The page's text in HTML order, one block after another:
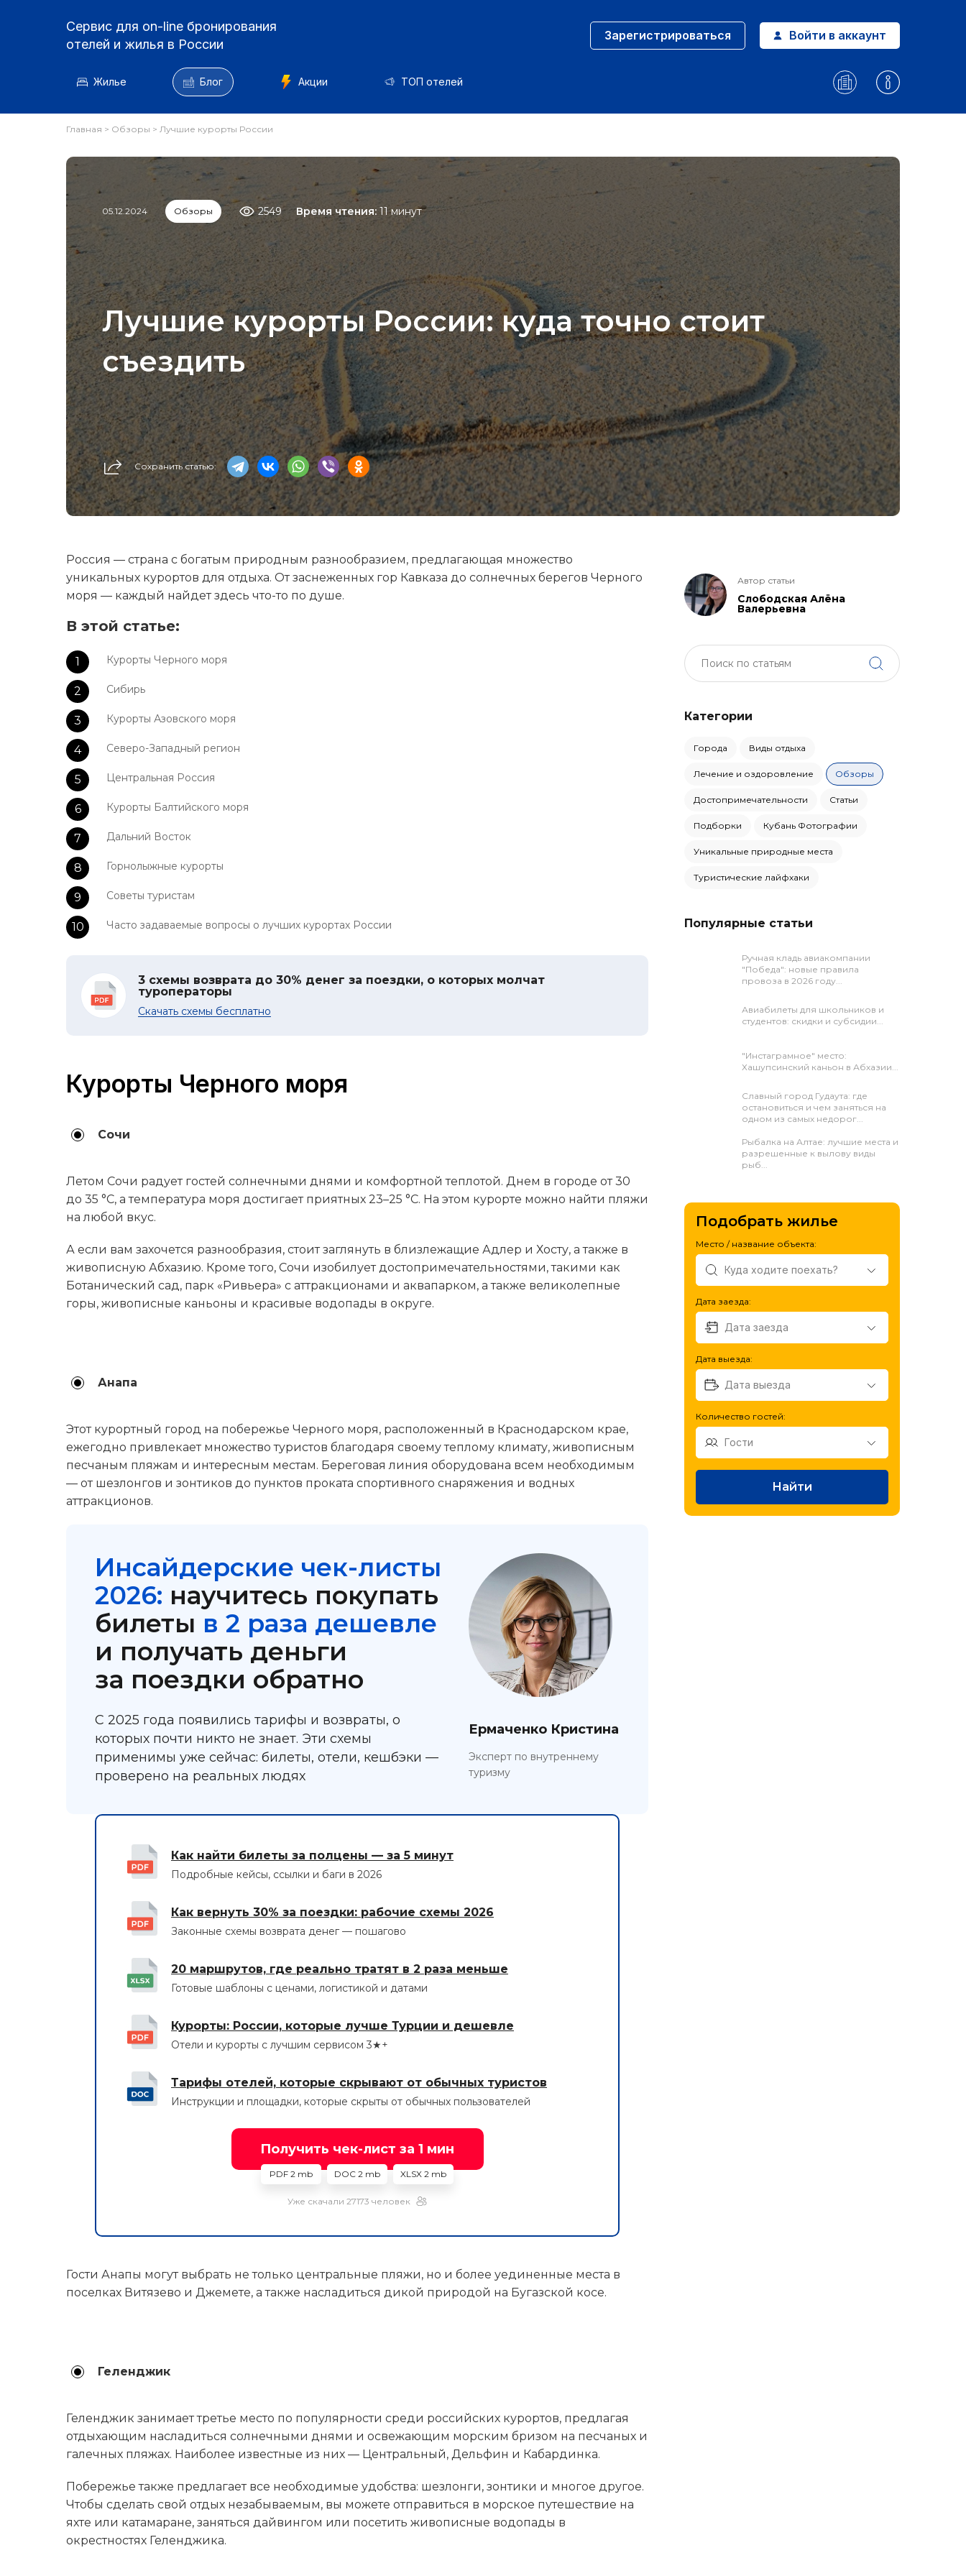
Сервис для on-line бронирования
отелей и жилья в России
Зарегистрироваться Войти в аккаунт
Жилье Блог Акции ТОП отелей
Главная > Обзоры > Лучшие курорты России
05.12.2024 Обзоры 2549 Время чтения: 11 минут
Лучшие курорты России: куда точно стоит
съездить
Сохранить статью:
Россия — страна с богатым природным разнообразием, предлагающая множество
уникальных курортов для отдыха. От заснеженных гор Кавказа до солнечных берегов Черного
моря — каждый найдет здесь что-то по душе.
В этой статье:
Курорты Черного моря
Сибирь
Курорты Азовского моря
Северо-Западный регион
Центральная Россия
Курорты Балтийского моря
Дальний Восток
Горнолыжные курорты
Советы туристам
Часто задаваемые вопросы о лучших курортах России
3 схемы возврата до 30% денег за поездки, о которых молчат
туроператоры
Скачать схемы бесплатно
Курорты Черного моря
Сочи
Летом Сочи радует гостей солнечными днями и комфортной теплотой. Днем в городе от 30
до 35 °C, а температура моря достигает приятных 23–25 °C. На этом курорте можно найти пляжи
на любой вкус.
А если вам захочется разнообразия, стоит заглянуть в близлежащие Адлер и Хосту, а также в
живописную Абхазию. Кроме того, Сочи изобилует достопримечательностями, такими как
Ботанический сад, парк «Ривьера» с аттракционами и аквапарком, а также великолепные
горы, живописные каньоны и красивые водопады в округе.
Анапа
Этот курортный город на побережье Черного моря, расположенный в Краснодарском крае,
ежегодно привлекает множество туристов благодаря своему теплому климату, живописным
песчаным пляжам и интересным местам. Береговая линия оборудована всем необходимым
— от шезлонгов и зонтиков до пунктов проката спортивного снаряжения и водных
аттракционов.
Инсайдерские чек-листы
2026: научитесь покупать
билеты в 2 раза дешевле
и получать деньги
за поездки обратно
Ермаченко Кристина
Эксперт по внутреннему
туризму
С 2025 года появились тарифы и возвраты, о
которых почти никто не знает. Эти схемы
применимы уже сейчас: билеты, отели, кешбэки —
проверено на реальных людях
Как найти билеты за полцены — за 5 минут
Подробные кейсы, ссылки и баги в 2026
Как вернуть 30% за поездки: рабочие схемы 2026
Законные схемы возврата денег — пошагово
20 маршрутов, где реально тратят в 2 раза меньше
Готовые шаблоны с ценами, логистикой и датами
Курорты: России, которые лучше Турции и дешевле
Отели и курорты с лучшим сервисом 3★+
Тарифы отелей, которые скрывают от обычных туристов
Инструкции и площадки, которые скрыты от обычных пользователей
Получить чек-лист за 1 мин
PDF 2 mb DOC 2 mb XLSX 2 mb
Уже скачали 27173 человек
Гости Анапы могут выбрать не только центральные пляжи, но и более уединенные места в
поселках Витязево и Джемете, а также насладиться дикой природой на Бугазской косе.
Геленджик
Геленджик занимает третье место по популярности среди российских курортов, предлагая
отдыхающим насладиться солнечными днями и освежающим морским бризом на песчаных и
галечных пляжах. Наиболее известные из них — Центральный, Дельфин и Кабардинка.
Побережье также предлагает все необходимые удобства: шезлонги, зонтики и многое другое.
Чтобы сделать свой отдых незабываемым, вы можете отправиться в морское путешествие на
яхте или катамаране, заняться дайвингом или посетить живописные водопады в
окрестностях Геленджика.
Автор статьи
Слободская Алёна
Валерьевна
Категории
Города Виды отдыха
Лечение и оздоровление Обзоры
Достопримечательности Статьи
Подборки Кубань Фотографии
Уникальные природные места
Туристические лайфхаки
Популярные статьи
Ручная кладь авиакомпании
"Победа": новые правила
провоза в 2026 году...
Авиабилеты для школьников и
студентов: скидки и субсидии...
"Инстаграмное" место:
Хашупсинский каньон в Абхазии...
Славный город Гудаута: где
остановиться и чем заняться на
одном из самых недорог...
Рыбалка на Алтае: лучшие места и
разрешенные к вылову виды
рыб...
Подобрать жилье
Место / название объекта:
Дата заезда:
Дата выезда:
Количество гостей:
Найти